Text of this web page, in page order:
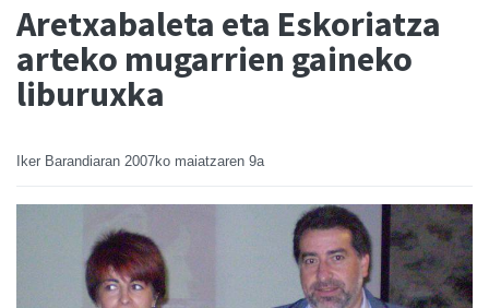
Aretxabaleta eta Eskoriatza
arteko mugarrien gaineko
liburuxka
Iker Barandiaran 2007ko maiatzaren 9a